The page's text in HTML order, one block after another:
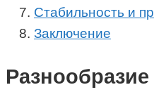
Стабильность и
Заключение